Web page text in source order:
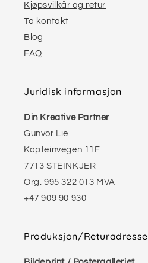
Kjøpsvilkår og retur
Ta kontakt
Blog
FAQ
Juridisk informasjon
Din Kreative Partner
Gunvor Lie
Kapteinvegen 11F
7713 STEINKJER
Org. 995 322 013 MVA
+47 909 90 930
Produksjon/Returadresse